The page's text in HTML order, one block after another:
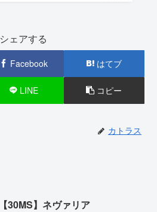
シェアする
Facebook はてブ
LINE コピー
カトラス
【30MS】ネヴァリア